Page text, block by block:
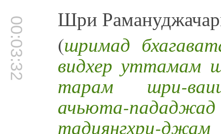
00:03:32
Шри
(шримад
видхер уттамам
тарам шри-
ачьюта-
тадиянгхри-